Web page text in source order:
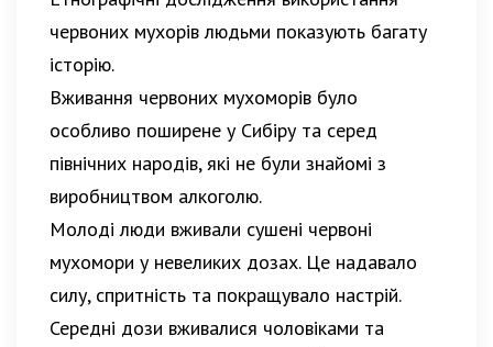
червоних мухорів людьми показують багату
історію.
Вживання червоних мухоморів було
особливо поширене у Сибіру та серед
північних народів, які не були знайомі з
виробництвом алкоголю.
Молоді люди вживали сушені червоні
мухомори у невеликих дозах. Це надавало
силу, спритність та покращувало настрій.
Середні дози вживалися чоловіками та